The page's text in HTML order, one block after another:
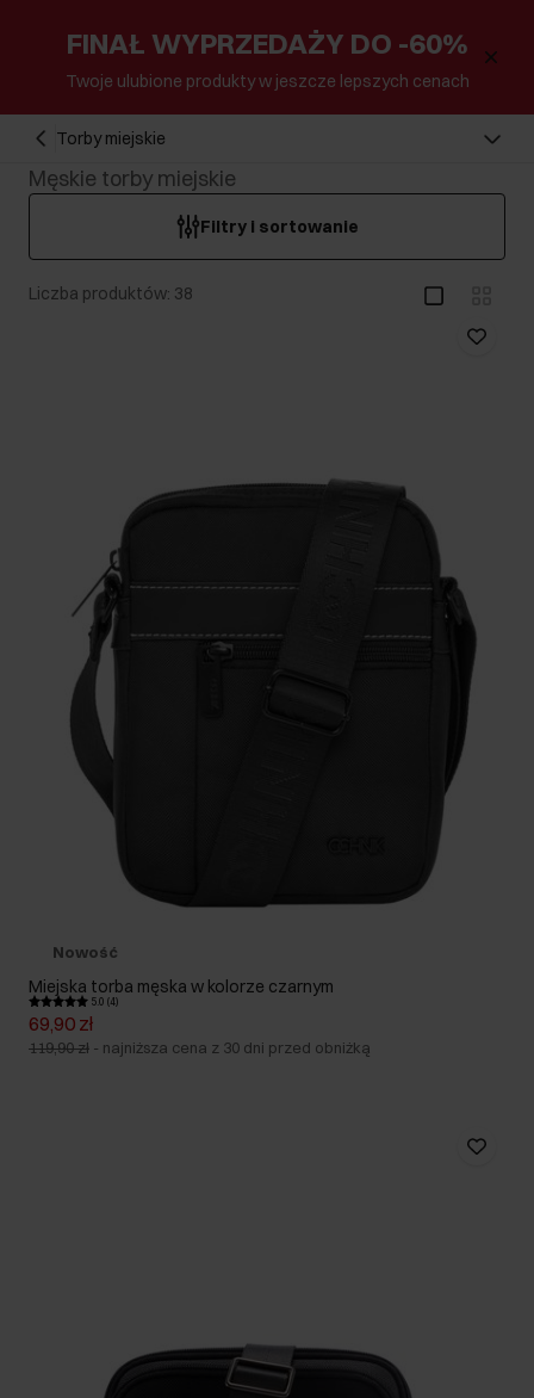
FINAŁ WYPRZEDAŻY DO -60%
Twoje ulubione produkty w jeszcze lepszych cenach
Torby miejskie
Męskie torby miejskie
Filtry i sortowanie
Liczba produktów: 38
Nowość
Miejska torba męska w kolorze czarnym
5.0 (4)
69,90 zł
119,90 zł - najniższa cena z 30 dni przed obniżką